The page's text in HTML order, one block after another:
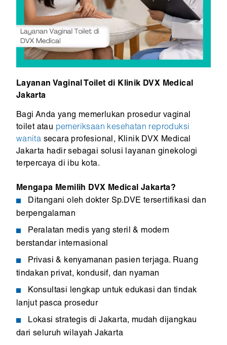
Layanan Vaginal Toilet di Klinik DVX Medical
Jakarta
Bagi Anda yang memerlukan prosedur vaginal
toilet atau pemeriksaan kesehatan reproduksi
wanita secara profesional, Klinik DVX Medical
Jakarta hadir sebagai solusi layanan ginekologi
terpercaya di ibu kota.
Mengapa Memilih DVX Medical Jakarta?
Ditangani oleh dokter Sp.DVE tersertifikasi dan
berpengalaman
Peralatan medis yang steril & modern
berstandar internasional
Privasi & kenyamanan pasien terjaga. Ruang
tindakan privat, kondusif, dan nyaman
Konsultasi lengkap untuk edukasi dan tindak
lanjut pasca prosedur
Lokasi strategis di Jakarta, mudah dijangkau
dari seluruh wilayah Jakarta